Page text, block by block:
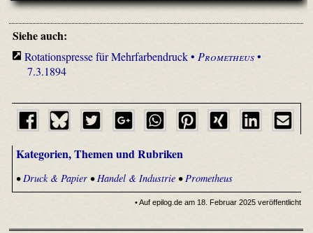
Siehe auch:
Rotationspresse für Mehrfarbendruck • Prometheus•
7.3.1894
Kategorien, Themen und Rubriken
•Druck & Papier•Handel & Industrie•Prometheus
• Auf epilog.de am 18. Februar 2025 veröffentlicht